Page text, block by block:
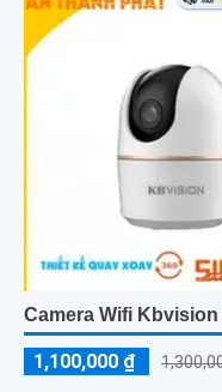
Camera Wifi Kbvision
1,100,000 ₫